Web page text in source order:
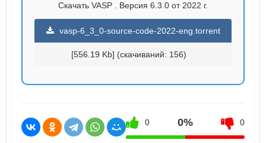
Скачать VASP . Версия 6.3.0 от 2022 г.
vasp-6_3_0-source-code-2022-eng.torrent
[556.19 Kb] (cкачиваний: 156)
0 0% 0